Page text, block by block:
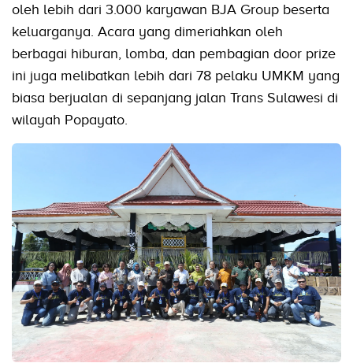
oleh lebih dari 3.000 karyawan BJA Group beserta
keluarganya. Acara yang dimeriahkan oleh
berbagai hiburan, lomba, dan pembagian door prize
ini juga melibatkan lebih dari 78 pelaku UMKM yang
biasa berjualan di sepanjang jalan Trans Sulawesi di
wilayah Popayato.